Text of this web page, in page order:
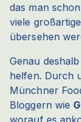
das man
viele
übersehen
Genau
helfen. Durch
Münchner
Bloggern wie
worauf es